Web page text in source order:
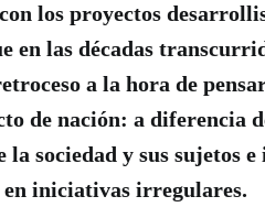
los proyectos
en las décadas
a la hora de
de nación: a diferencia
la sociedad y sus sujetos
en iniciativas irregulares.